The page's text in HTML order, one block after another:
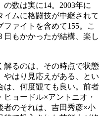
数は実に14。2003年に
イムに格闘技が中継されて
ァイトを含めて155。こ
もかかったが結構、楽し
るのは、その時点で状態
やはり見応えがある、とい
は、何度観ても良い。前者
ョードル×アントニオ・
者のそれは、吉田秀彦×小